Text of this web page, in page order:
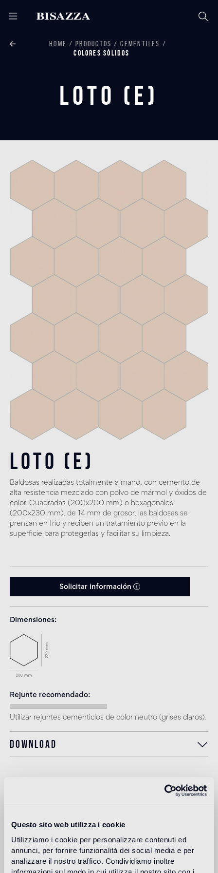
Questo sito web utilizza i cookie
Utilizziamo i cookie per personalizzare contenuti ed
annunci, per fornire funzionalità dei social media e per
analizzare il nostro traffico. Condividiamo inoltre
HOME PRODUCTOS
CEMENTILES
COLORES SÓLIDOS
Loto (E)
Loto (E)
Baldosas realizadas totalmente a mano, con cemento de
alta resistencia mezclado con polvo de mármol y óxidos de
color. Cuadradas (200x200 mm) o hexagonales
(200x230 mm), de 14 mm de grosor, las baldosas se
prensan en frío y reciben un tratamiento previo en la
superficie para protegerlas y facilitar su limpieza.
Solicitar información
Dimensiones
Rejunte recomendado
Utilizar rejuntes cementicios de color neutro (grises claros).
Download
Suelo de tráfico ligero en espacios residenciales y comerciales
Suelo de exteriores
no apto